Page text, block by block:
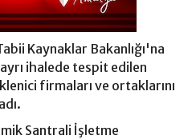
Kaynaklar Bakanlığı'na
ihalede tespit edilen
firmaları ve ortaklarını
Santrali İşletme